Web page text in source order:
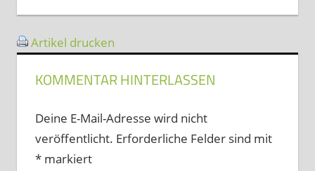
Artikel drucken
KOMMENTAR HINTERLASSEN
Deine E-Mail-Adresse wird nicht
veröffentlicht. Erforderliche Felder sind mit
*markiert